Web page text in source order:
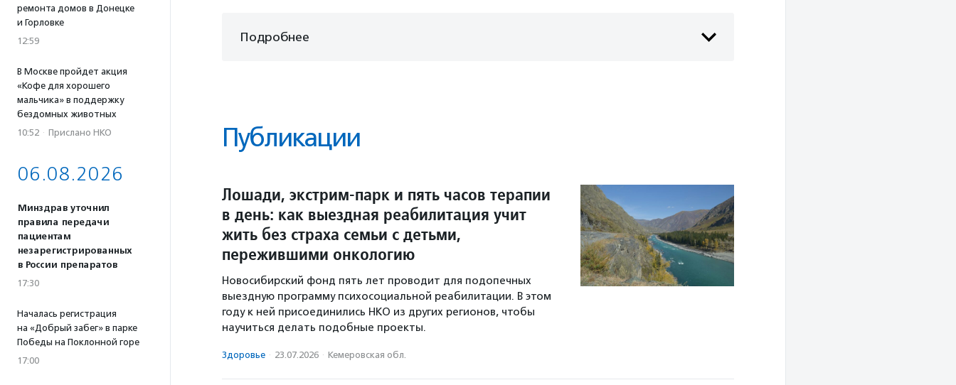
ремонта домов в Донецке
и Горловке
12:59
В Москве пройдет акция
«Кофе для хорошего
мальчика» в поддержку
бездомных животных
10:52 · Прислано НКО
06.08.2026
Минздрав уточнил
правила передачи
пациентам
незарегистрированных
в России препаратов
17:30
Началась регистрация
на «Добрый забег» в парке
Победы на Поклонной горе
17:00
Подробнее
Публикации
Лошади, экстрим-парк и пять часов терапии
в день: как выездная реабилитация учит
жить без страха семьи с детьми,
пережившими онкологию
Новосибирский фонд пять лет проводит для подопечных
выездную программу психосоциальной реабилитации. В этом
году к ней присоединились НКО из других регионов, чтобы
научиться делать подобные проекты.
Здоровье · 23.07.2026 · Кемеровская обл.